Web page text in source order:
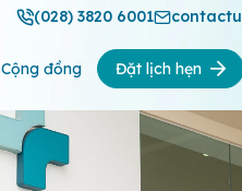
(028) 3820 6001
Cộng đồng Đặt lịch hẹn